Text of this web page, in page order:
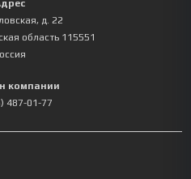
д. 22
область 115551
компании
487-01-77